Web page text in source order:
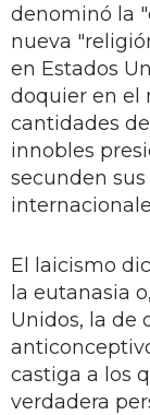
denominó la
nueva
en Estados
doquier en el
cantidades
innobles
secunden
El laicismo
la eutanasia
Unidos, la de
castiga a los
verdadera